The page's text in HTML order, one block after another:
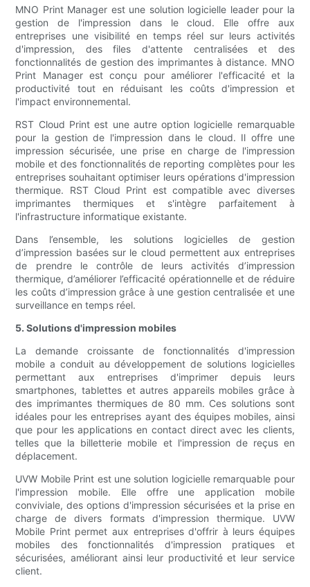
MNO Print Manager est une solution logicielle leader pour la
gestion de l'impression dans le cloud. Elle offre aux
entreprises une visibilité en temps réel sur leurs activités
d'impression, des files d'attente centralisées et des
fonctionnalités de gestion des imprimantes à distance. MNO
Print Manager est conçu pour améliorer l'efficacité et la
productivité tout en réduisant les coûts d'impression et
l'impact environnemental.
RST Cloud Print est une autre option logicielle remarquable
pour la gestion de l'impression dans le cloud. Il offre une
impression sécurisée, une prise en charge de l'impression
mobile et des fonctionnalités de reporting complètes pour les
entreprises souhaitant optimiser leurs opérations d'impression
thermique. RST Cloud Print est compatible avec diverses
imprimantes thermiques et s'intègre parfaitement à
l'infrastructure informatique existante.
Dans l’ensemble, les solutions logicielles de gestion
d’impression basées sur le cloud permettent aux entreprises
de prendre le contrôle de leurs activités d’impression
thermique, d’améliorer l’efficacité opérationnelle et de réduire
les coûts d’impression grâce à une gestion centralisée et une
surveillance en temps réel.
5. Solutions d'impression mobiles
La demande croissante de fonctionnalités d'impression
mobile a conduit au développement de solutions logicielles
permettant aux entreprises d'imprimer depuis leurs
smartphones, tablettes et autres appareils mobiles grâce à
des imprimantes thermiques de 80 mm. Ces solutions sont
idéales pour les entreprises ayant des équipes mobiles, ainsi
que pour les applications en contact direct avec les clients,
telles que la billetterie mobile et l'impression de reçus en
déplacement.
UVW Mobile Print est une solution logicielle remarquable pour
l'impression mobile. Elle offre une application mobile
conviviale, des options d'impression sécurisées et la prise en
charge de divers formats d'impression thermique. UVW
Mobile Print permet aux entreprises d'offrir à leurs équipes
mobiles des fonctionnalités d'impression pratiques et
sécurisées, améliorant ainsi leur productivité et leur service
client.